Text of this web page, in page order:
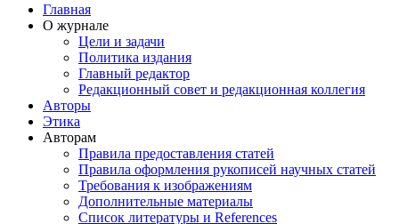
Главная
О журнале
Цели и задачи
Политика издания
Главный редактор
Редакционный совет и редакционная коллегия
Авторы
Этика
Авторам
Правила предоставления статей
Правила оформления рукописей научных статей
Требования к изображениям
Дополнительные материалы
Список литературы и References